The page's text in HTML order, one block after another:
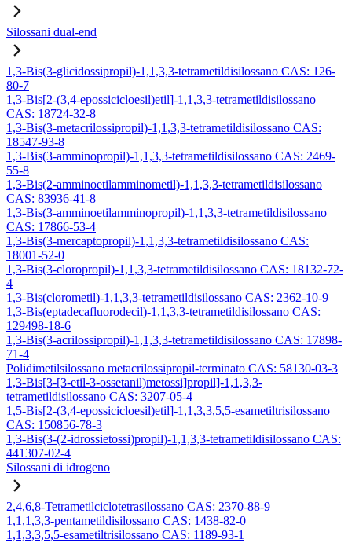
Silossani dual-end
1,3-Bis(3-glicidossipropil)-1,1,3,3-tetrametildisilossano CAS: 126-
80-7
1,3-Bis[2-(3,4-epossicicloesil)etil]-1,1,3,3-tetrametildisilossano
CAS: 18724-32-8
1,3-Bis(3-metacrilossipropil)-1,1,3,3-tetrametildisilossano CAS:
18547-93-8
1,3-Bis(3-amminopropil)-1,1,3,3-tetrametildisilossano CAS: 2469-
55-8
1,3-Bis(2-amminoetilamminometil)-1,1,3,3-tetrametildisilossano
CAS: 83936-41-8
1,3-Bis(3-amminoetilamminopropil)-1,1,3,3-tetrametildisilossano
CAS: 17866-53-4
1,3-Bis(3-mercaptopropil)-1,1,3,3-tetrametildisilossano CAS:
18001-52-0
1,3-Bis(3-cloropropil)-1,1,3,3-tetrametildisilossano CAS: 18132-72-
4
1,3-Bis(clorometil)-1,1,3,3-tetrametildisilossano CAS: 2362-10-9
1,3-Bis(eptadecafluorodecil)-1,1,3,3-tetrametildisilossano CAS:
129498-18-6
1,3-Bis(3-acrilossipropil)-1,1,3,3-tetrametildisilossano CAS: 17898-
71-4
Polidimetilsilossano metacrilossipropil-terminato CAS: 58130-03-3
1,3-Bis[3-[3-etil-3-ossetanil)metossi]propil]-1,1,3,3-
tetrametildisilossano CAS: 3207-05-4
1,5-Bis[2-(3,4-epossicicloesil)etil]-1,1,3,3,5,5-esametiltrisilossano
CAS: 150856-78-3
1,3-Bis(3-(2-idrossietossi)propil)-1,1,3,3-tetrametildisilossano CAS:
441307-02-4
Silossani di idrogeno
2,4,6,8-Tetrametilciclotetrasilossano CAS: 2370-88-9
1,1,1,3,3-pentametildisilossano CAS: 1438-82-0
1,1,3,3,5,5-esametiltrisilossano CAS: 1189-93-1